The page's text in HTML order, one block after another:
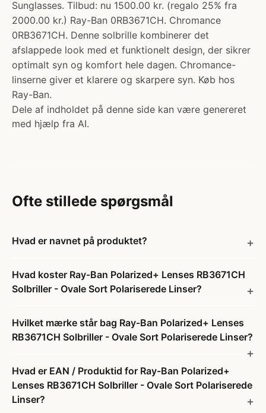
Sunglasses. Tilbud: nu 1500.00 kr. (regalo 25% fra
2000.00 kr.) Ray-Ban 0RB3671CH. Chromance
0RB3671CH. Denne solbrille kombinerer det
afslappede look med et funktionelt design, der sikrer
optimalt syn og komfort hele dagen. Chromance-
linserne giver et klarere og skarpere syn. Køb hos
Ray-Ban.
Dele af indholdet på denne side kan være genereret
med hjælp fra AI.
Ofte stillede spørgsmål
Hvad er navnet på produktet?
Hvad koster Ray-Ban Polarized+ Lenses RB3671CH
Solbriller - Ovale Sort Polariserede Linser?
Hvilket mærke står bag Ray-Ban Polarized+ Lenses
RB3671CH Solbriller - Ovale Sort Polariserede Linser?
Hvad er EAN / Produktid for Ray-Ban Polarized+
Lenses RB3671CH Solbriller - Ovale Sort Polariserede
Linser?